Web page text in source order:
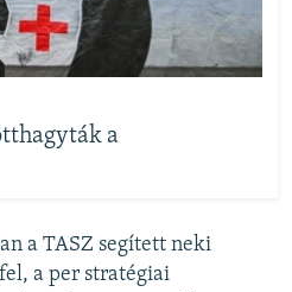
a
a TASZ segített neki
a per stratégiai